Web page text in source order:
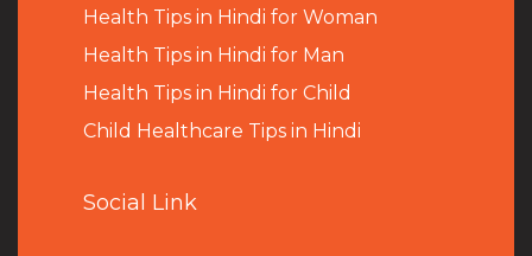
Health Tips in Hindi for Woman
Health Tips in Hindi for Man
Health Tips in Hindi for Child
Child Healthcare Tips in Hindi
Social Link